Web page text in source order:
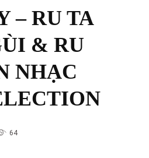
– RU TA
& RU
NHẠC
64